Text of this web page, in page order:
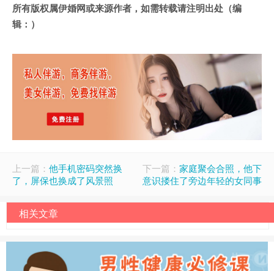
所有版权属伊婚网或来源作者，如需转载请注明出处（编
辑：）
上一篇： 他手机密码突然换
了，屏保也换成了风景照
下一篇： 家庭聚会合照，他下
意识搂住了旁边年轻的女同事
相关文章